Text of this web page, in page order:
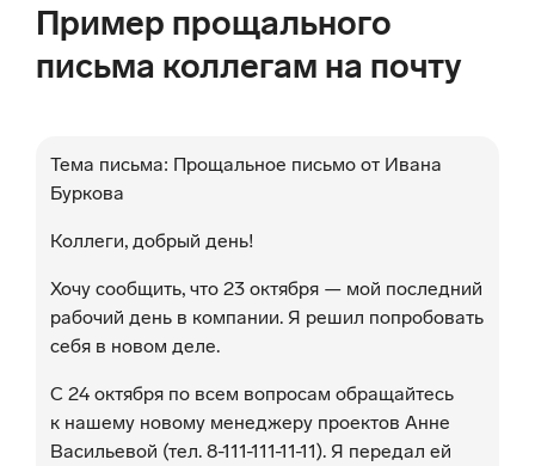
Пример прощального
письма коллегам на почту
Тема письма: Прощальное письмо от Ивана
Буркова
Коллеги, добрый день!
Хочу сообщить, что 23 октября — мой последний
рабочий день в компании. Я решил попробовать
себя в новом деле.
С 24 октября по всем вопросам обращайтесь
к нашему новому менеджеру проектов Анне
Васильевой (тел. 8-111-111-11-11). Я передал ей